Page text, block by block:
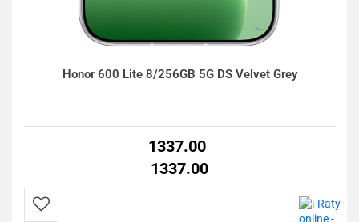
Honor 600 Lite 8/256GB 5G DS Velvet Grey
1337.00
1337.00